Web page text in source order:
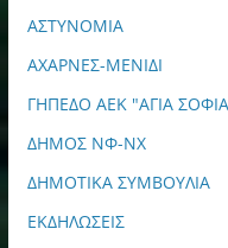
ΑΣΤΥΝΟΜΙΑ
ΑΧΑΡΝΕΣ-ΜΕΝΙΔΙ
ΓΗΠΕΔΟ ΑΕΚ "ΑΓΙΑ
ΔΗΜΟΣ ΝΦ-ΝΧ
ΔΗΜΟΤΙΚΑ ΣΥΜΒΟΥΛΙΑ
ΕΚΔΗΛΩΣΕΙΣ